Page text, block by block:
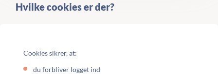
Hvilke cookies er der?
Cookies sikrer, at:
du forbliver logget ind